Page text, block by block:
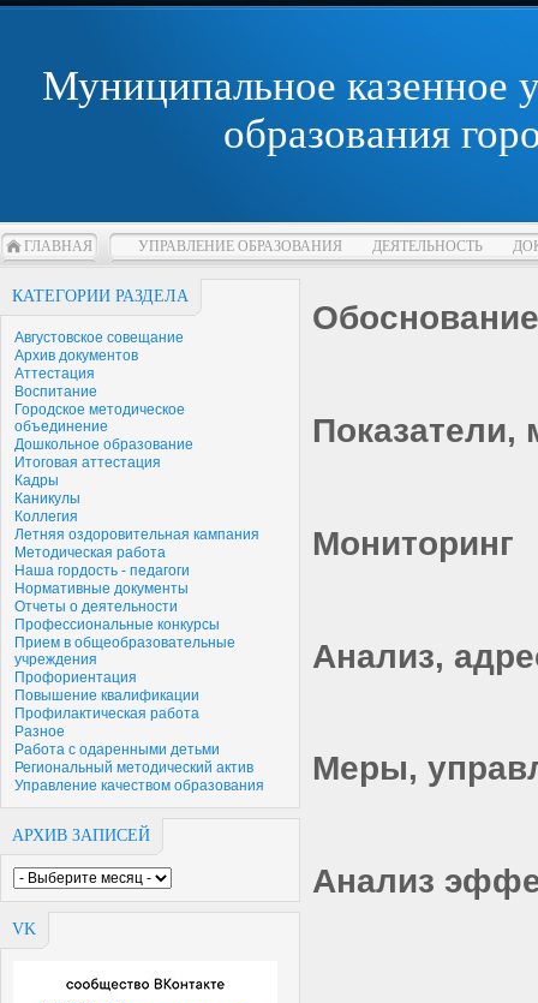
Муниципальное казенное
образования
ГЛАВНАЯ УПРАВЛЕНИЕ ОБРАЗОВАНИЯ ДЕЯТЕЛЬНОСТЬ
КАТЕГОРИИ РАЗДЕЛА
Августовское совещание
Архив документов
Аттестация
Воспитание
Городское методическое
объединение
Дошкольное образование
Итоговая аттестация
Кадры
Каникулы
Коллегия
Летняя оздоровительная кампания
Методическая работа
Наша гордость - педагоги
Нормативные документы
Отчеты о деятельности
Профессиональные конкурсы
Прием в общеобразовательные
учреждения
Профориентация
Повышение квалификации
Профилактическая работа
Разное
Работа с одаренными детьми
Региональный методический актив
Управление качеством образования
АРХИВ ЗАПИСЕЙ
VK
Мониторинг
Анализ,
Меры,
Анализ